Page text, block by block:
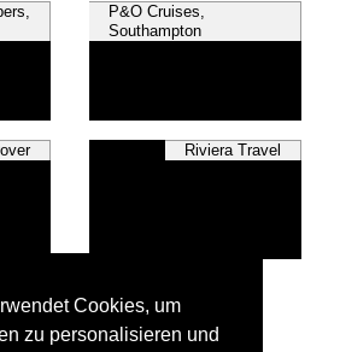
P&O Cruises,
Southampton
Riviera Travel
Cookies, um
zu personalisieren und